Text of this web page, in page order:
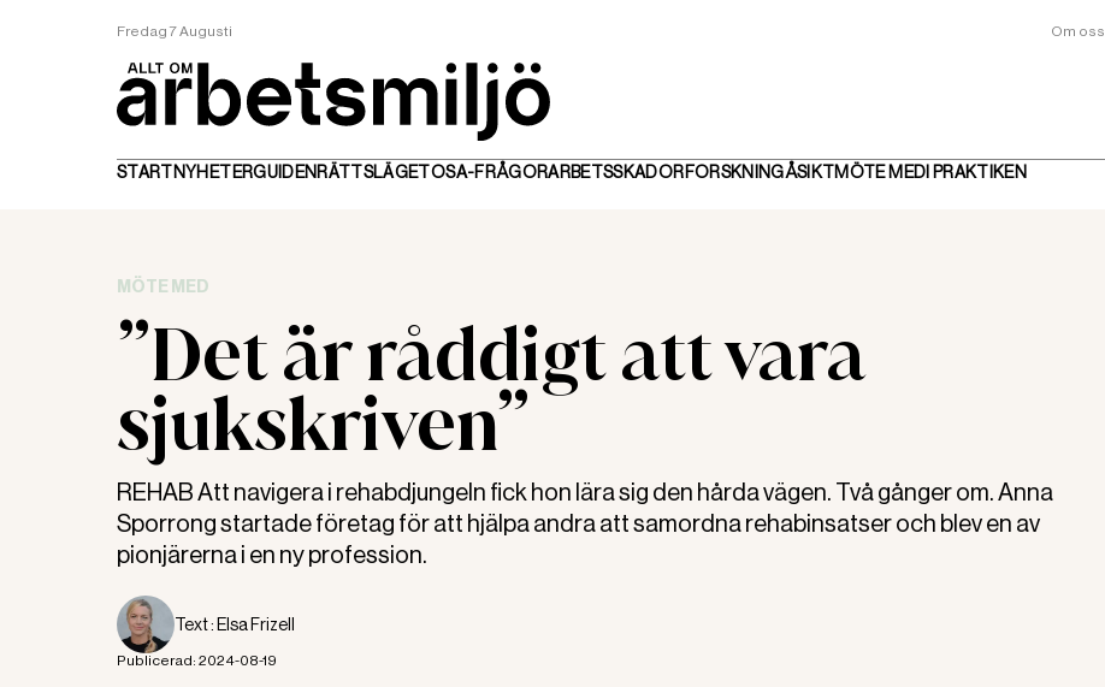
Fredag 7 Augusti Om oss
STARTNYHETERGUIDEN RÄTTSLÄGETOSA-FRÅGORARBETSSKADORFORSKNINGÅSIKTMÖTE MED I PRAKTIKEN
MÖTE MED
”Det är råddigt att vara
sjukskriven”
REHAB Att navigera i rehabdjungeln fick hon lära sig den hårda vägen. Två gånger om. Anna
Sporrong startade företag för att hjälpa andra att samordna rehabinsatser och blev en av
pionjärerna i en ny profession.
Text : Elsa Frizell
Publicerad: 2024-08-19